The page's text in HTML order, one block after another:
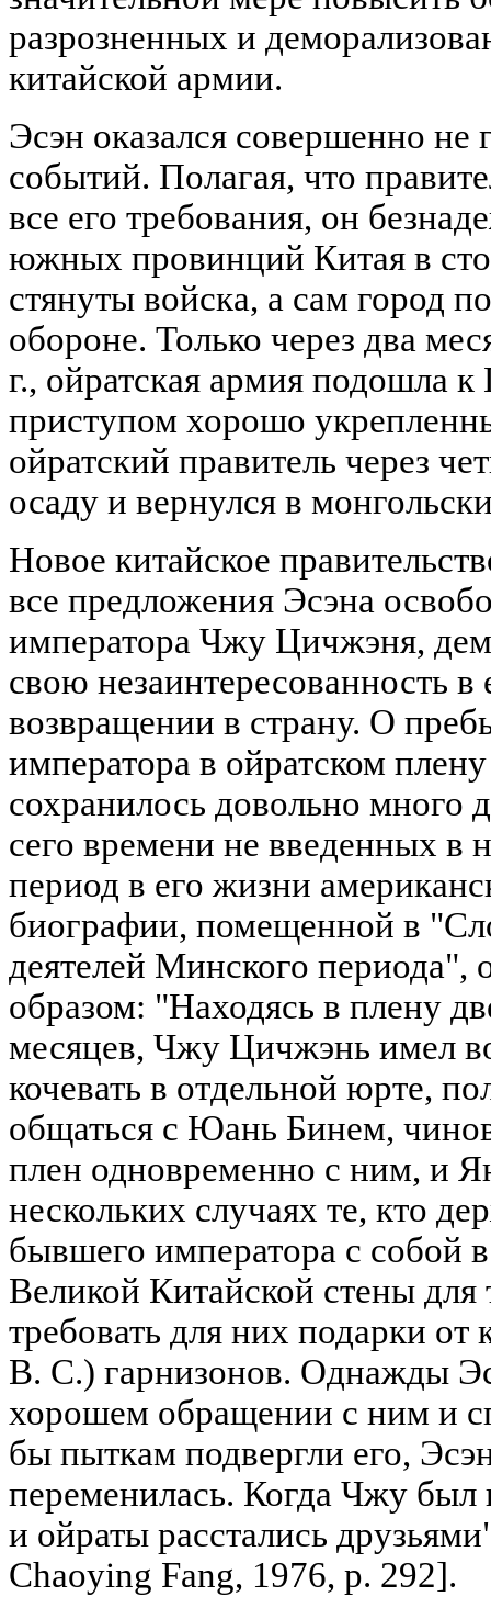
разрозненных и
китайской армии.
Эсэн оказался совершенно не
событий. Полагая, что
все его требования, он
южных провинций Китая в
стянуты войска, а сам город
обороне. Только через два
г., ойратская армия подошла
приступом хорошо
ойратский правитель через
осаду и вернулся в
Новое китайское
все предложения Эсэна
императора Чжу Цичжэня,
свою незаинтересованность
возвращении в страну. О
императора в ойратском
сохранилось довольно
сего времени не введенных в
период в его жизни
биографии, помещенной в
деятелей Минского
образом: "Находясь в плену
месяцев, Чжу Цичжэнь имел
кочевать в отдельной юрте,
общаться с Юань Бинем,
плен одновременно с ним, и
нескольких случаях те, кто
бывшего императора с собой
Великой Китайской стены для
требовать для них подарки
B. C.) гарнизонов. Однажды
хорошем обращении с ним и
бы пыткам подвергли его,
переменилась. Когда Чжу был
и ойраты расстались
Chaoying Fang, 1976, p. 292].